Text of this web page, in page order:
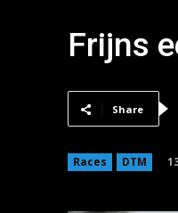
Frijns
Share
Races DTM